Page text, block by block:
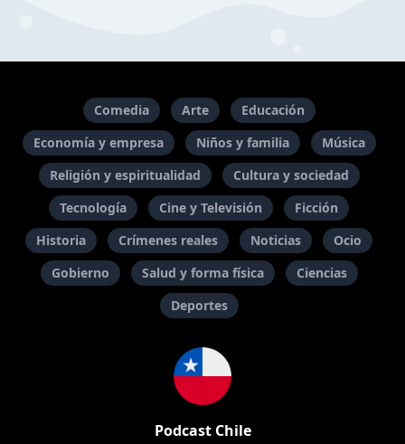
Comedia Arte
Educación
Economía y empresa
Niños y familia
Música
Religión y espiritualidad
Cultura y sociedad
Tecnología
Cine y Televisión
Ficción
Historia
Crímenes reales Noticias
Ocio
Gobierno
Salud y forma física
Ciencias
Deportes
Podcast Chile